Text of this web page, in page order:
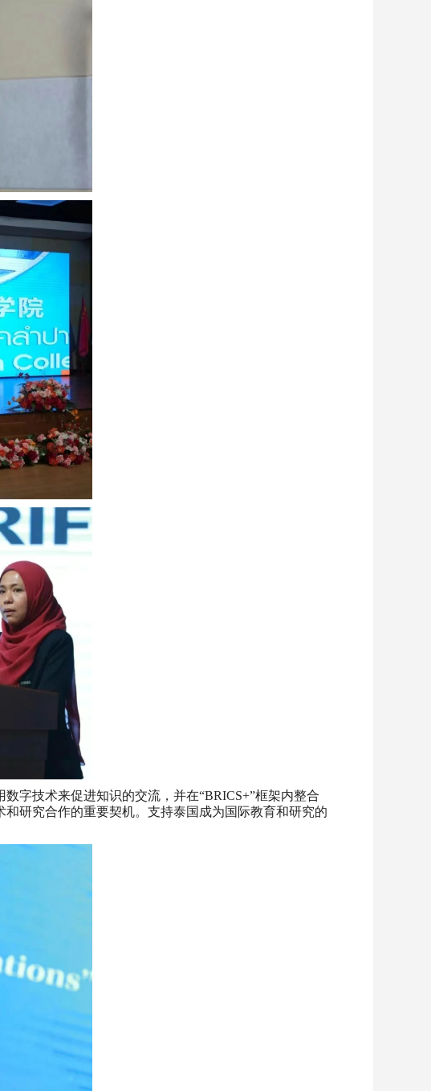
字技术来促进知识的交流，并在“BRICS+”框架内整合
研究合作的重要契机。支持泰国成为国际教育和研究的